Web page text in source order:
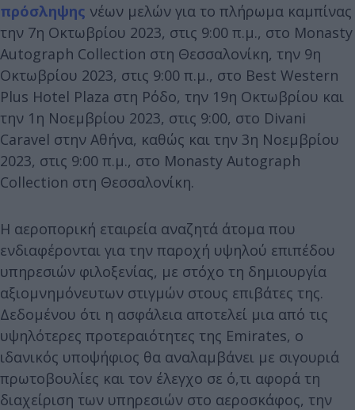
πρόσληψης νέων μελών για το πλήρωμα καμπίνας
την 7η Οκτωβρίου 2023, στις 9:00 π.μ., στο Monasty
Autograph Collection στη Θεσσαλονίκη, την 9η
Οκτωβρίου 2023, στις 9:00 π.μ., στο Best Western
Plus Hotel Plaza στη Ρόδο, την 19η Οκτωβρίου και
την 1η Νοεμβρίου 2023, στις 9:00, στο Divani
Caravel στην Αθήνα, καθώς και την 3η Νοεμβρίου
2023, στις 9:00 π.μ., στο Monasty Autograph
Collection στη Θεσσαλονίκη.
Η αεροπορική εταιρεία αναζητά άτομα που
ενδιαφέρονται για την παροχή υψηλού επιπέδου
υπηρεσιών φιλοξενίας, με στόχο τη δημιουργία
αξιομνημόνευτων στιγμών στους επιβάτες της.
Δεδομένου ότι η ασφάλεια αποτελεί μια από τις
υψηλότερες προτεραιότητες της Emirates, ο
ιδανικός υποψήφιος θα αναλαμβάνει με σιγουριά
πρωτοβουλίες και τον έλεγχο σε ό,τι αφορά τη
διαχείριση των υπηρεσιών στο αεροσκάφος, την